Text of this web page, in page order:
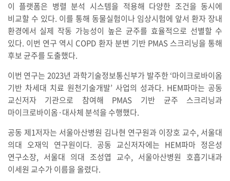
이 플랫폼은 병렬 분석 시스템을 적용해 다양한 조건을 동시에
비교할 수 있다. 이를 통해 동물실험이나 임상시험에 앞서 환자 장내
환경에서 실제 작동 가능성이 높은 균주를 효율적으로 선별할 수
있다. 이번 연구 역시 COPD 환자 분변 기반 PMAS 스크리닝을 통해
후보 균주를 도출했다.
이번 연구는 2023년 과학기술정보통신부가 발주한 ‘마이크로바이옴
기반 차세대 치료 원천기술개발’ 사업의 성과다. HEM파마는 공동
교신저자 기관으로 참여해 PMAS 기반 균주 스크리닝과
마이크로바이옴·대사체 분석을 수행했다.
공동 제1저자는 서울아산병원 김나현 연구원과 이장호 교수, 서울대
의대 오재익 연구원이다. 공동 교신저자에는 HEM파마 정은성
연구소장, 서울대 의대 조성엽 교수, 서울아산병원 호흡기내과
이세원 교수가 이름을 올렸다.